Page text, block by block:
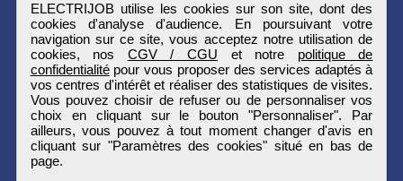
ELECTRIJOB utilise les cookies sur son site, dont des
cookies d'analyse d'audience. En poursuivant votre
navigation sur ce site, vous acceptez notre utilisation de
cookies, nos CGV / CGU et notre politique de
confidentialitépour vous proposer des services adaptés à
vos centres d'intérêt et réaliser des statistiques de visites.
Vous pouvez choisir de refuser ou de personnaliser vos
choix en cliquant sur le bouton "Personnaliser". Par
ailleurs, vous pouvez à tout moment changer d'avis en
cliquant sur "Paramètres des cookies" situé en bas de
page.